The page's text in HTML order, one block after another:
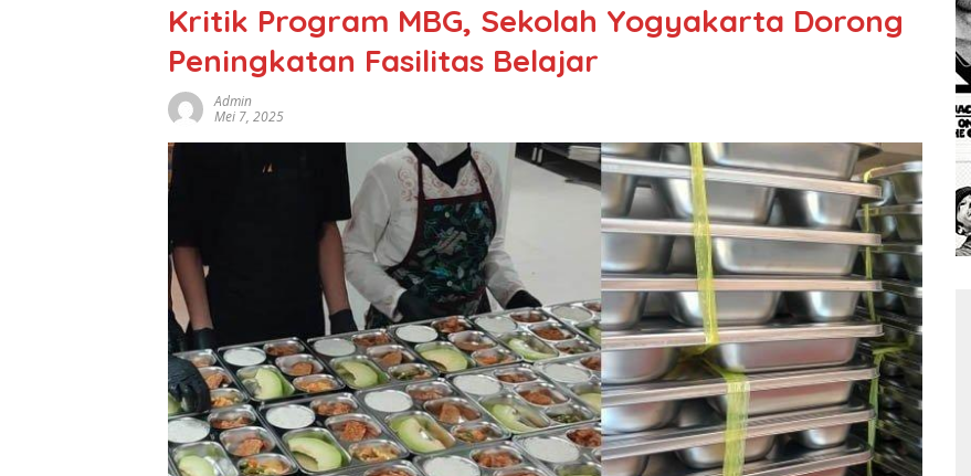
Kritik Program MBG, Sekolah Yogyakarta Dorong
Peningkatan Fasilitas Belajar
Admin
Mei 7, 2025